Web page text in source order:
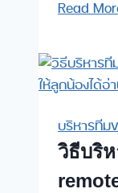
Read
บริหารทีม
วิธีบริ